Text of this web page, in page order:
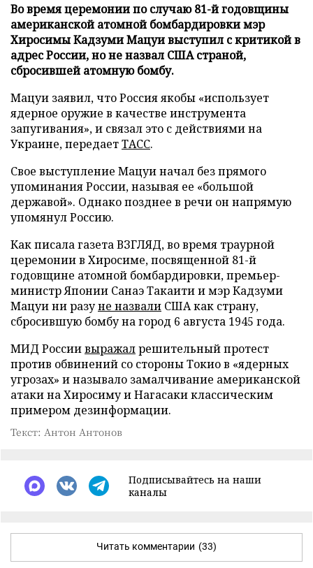
Во время церемонии по случаю 81-й годовщины
американской атомной бомбардировки мэр
Хиросимы Кадзуми Мацуи выступил с критикой в
адрес России, но не назвал США страной,
сбросившей атомную бомбу.
Мацуи заявил, что Россия якобы «использует
ядерное оружие в качестве инструмента
запугивания», и связал это с действиями на
Украине, передаетТАСС.
Свое выступление Мацуи начал без прямого
упоминания России, называя ее «большой
державой». Однако позднее в речи он напрямую
упомянул Россию.
Как писала газета ВЗГЛЯД, во время траурной
церемонии в Хиросиме, посвященной 81-й
годовщине атомной бомбардировки, премьер-
министр Японии Санаэ Такаити и мэр Кадзуми
Мацуи ни разуне назвали США как страну,
сбросившую бомбу на город 6 августа 1945 года.
МИД Россиивыражалрешительный протест
против обвинений со стороны Токио в «ядерных
угрозах» и называло замалчивание американской
атаки на Хиросиму и Нагасаки классическим
примером дезинформации.
Текст: Антон Антонов
Подписывайтесь на наши
каналы
Читать комментарии (33)